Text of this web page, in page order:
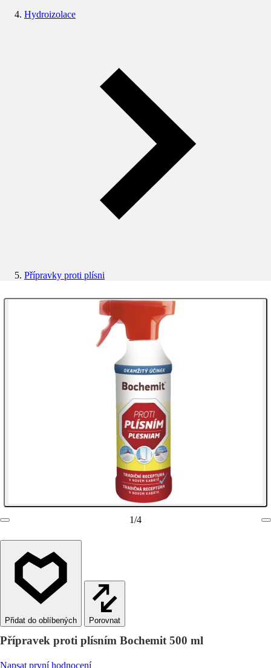
Hydroizolace
Přípravky proti plísni
1/4
Porovnat
Přípravek proti plísním Bochemit 500 ml
Napsat první hodnocení